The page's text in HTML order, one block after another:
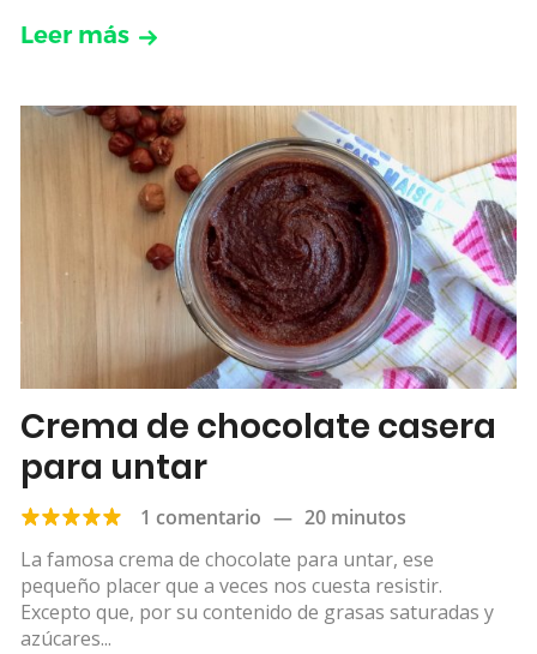
Leer más
Crema de chocolate casera
para untar
1 comentario — 20 minutos
La famosa crema de chocolate para untar, ese
pequeño placer que a veces nos cuesta resistir.
Excepto que, por su contenido de grasas saturadas y
azúcares...